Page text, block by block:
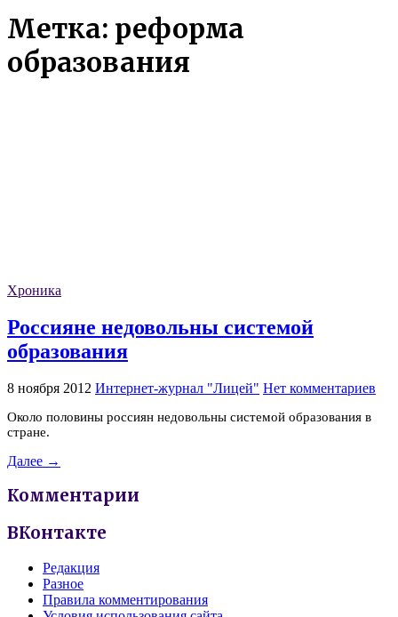
Метка: реформа
образования
Хроника
Россияне недовольны системой
образования
8 ноября 2012 Интернет-журнал "Лицей" Нет комментариев
Около половины россиян недовольны системой образования в
стране.
Далее →
Комментарии
ВКонтакте
Редакция
Разное
Правила комментирования